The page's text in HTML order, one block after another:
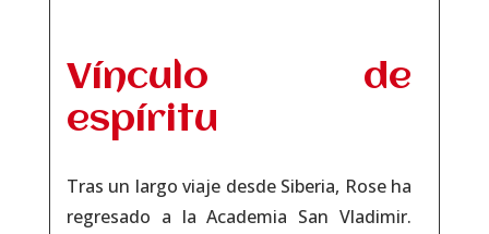
Vínculo de
espíritu
Tras un largo viaje desde Siberia, Rose ha
regresado a la Academia San Vladimir.